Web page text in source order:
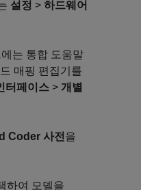
설정 > 하드웨어
는 통합 도움말
매핑 편집기를
터페이스 > 개별
Coder 사전 을
하여 모델을